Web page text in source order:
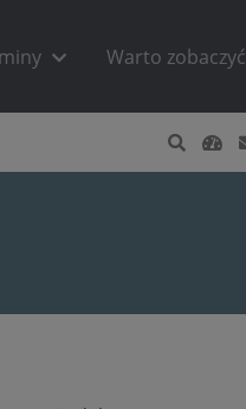
Warto zobaczyć